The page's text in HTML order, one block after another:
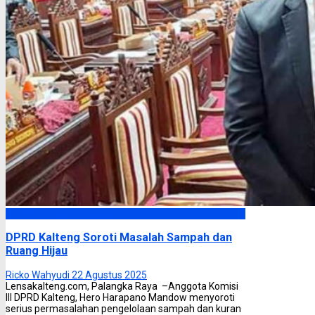
DPRD Kalteng Soroti Masalah Sampah dan
Ruang Hijau
Ricko Wahyudi 22 Agustus 2025
Lensakalteng.com, Palangka Raya –Anggota Komisi
III DPRD Kalteng, Hero Harapano Mandow menyoroti
serius permasalahan pengelolaan sampah dan kuran